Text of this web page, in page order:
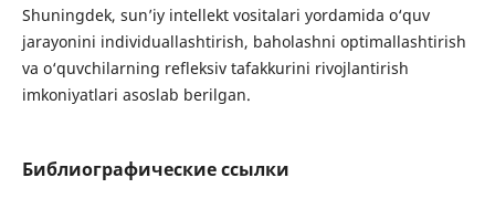
Shuningdek, sun’iy intellekt vositalari yordamida o‘quv
jarayonini individuallashtirish, baholashni optimallashtirish
va o‘quvchilarning refleksiv tafakkurini rivojlantirish
imkoniyatlari asoslab berilgan.
Библиографические ссылки